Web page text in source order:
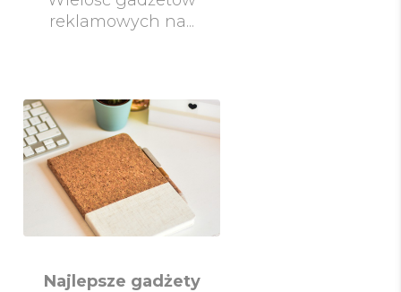
reklamowych na...
Najlepsze gadżety